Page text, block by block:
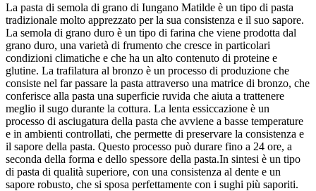
La pasta di semola di grano di Iungano Matilde è un tipo di pasta
tradizionale molto apprezzato per la sua consistenza e il suo sapore.
La semola di grano duro è un tipo di farina che viene prodotta dal
grano duro, una varietà di frumento che cresce in particolari
condizioni climatiche e che ha un alto contenuto di proteine e
glutine. La trafilatura al bronzo è un processo di produzione che
consiste nel far passare la pasta attraverso una matrice di bronzo, che
conferisce alla pasta una superficie ruvida che aiuta a trattenere
meglio il sugo durante la cottura. La lenta essiccazione è un
processo di asciugatura della pasta che avviene a basse temperature
e in ambienti controllati, che permette di preservare la consistenza e
il sapore della pasta. Questo processo può durare fino a 24 ore, a
seconda della forma e dello spessore della pasta.In sintesi è un tipo
di pasta di qualità superiore, con una consistenza al dente e un
sapore robusto, che si sposa perfettamente con i sughi più saporiti.